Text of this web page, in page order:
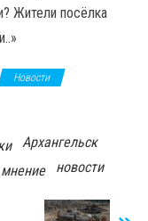
Жители посёлка
Новости
Архангельск
мнение новости